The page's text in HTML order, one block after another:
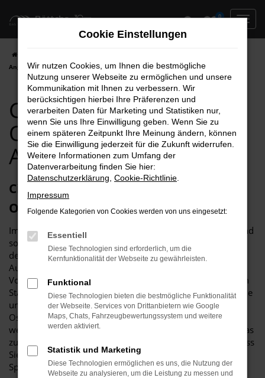
Zum
springen
0
Angebote
Citroen C3 für
Oschersleben Top
Angebote
Citroen C3 – unser Toptipp für
Oschersleben
Im Grund genommen, passt ein Citroen C3 in jede Stadt und
somit auch perfekt nach Oschersleben. Der Grund liegt in
der Vielseitigkeit dieses herausragenden Modells. Im
Autohaus Böttche wissen wir genau um die zahlreichen
Vorteile und lassen Sie gerne an einem unserer zahlreichen
Standorte einsteigen. Für uns steht Beratung an erster Stelle
und diese Beratung kommt auch in Sachen Citroen C3 für
Oschersleben auf den Punkt. Wir besprechen im Vorfeld,
welche Motorisierung, welche Lackierung und welche Extras
zu Ihnen passen und gewünscht sind und sorgen dafür, dass
Sie exakt das Fahrzeug erhalten, das Sie sich wünschen.
Sprechen Sie uns an.
Cookie Einstellungen
Wir nutzen Cookies, um Ihnen die bestmögliche
Nutzung unserer Webseite zu ermöglichen und unsere
Kommunikation mit Ihnen zu verbessern. Wir
berücksichtigen hierbei Ihre Präferenzen und
verarbeiten Daten für Marketing und Statistiken nur,
wenn Sie uns Ihre Einwilligung geben. Wenn Sie zu
einem späteren Zeitpunkt Ihre Meinung ändern, können
Sie die Einwilligung jederzeit für die Zukunft widerrufen.
Weitere Informationen zum Umfang der
Datenverarbeitung finden Sie hier:
Datenschutzerklärung Cookie-Richtlinie
Impressum
Folgende Kategorien von Cookies werden von uns eingesetzt:
Essentiell
Diese Technologien sind erforderlich, um die
Kernfunktionalität der Webseite zu gewährleisten.
Funktional
Diese Technologien bieten die bestmögliche Funktionalität
der Webseite. Services von Drittanbietern wie Google
Maps, Chats, Fahrzeugbewertungssystem und weitere
werden aktiviert.
Statistik und Marketing
Diese Technologien ermöglichen es uns, die Nutzung der
Webseite zu analysieren, um die Leistung zu messen und